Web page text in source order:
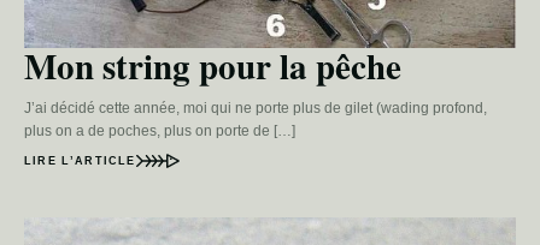
Mon string pour la pêche
J’ai décidé cette année, moi qui ne porte plus de gilet (wading profond,
plus on a de poches, plus on porte de […]
LIRE L’ARTICLE